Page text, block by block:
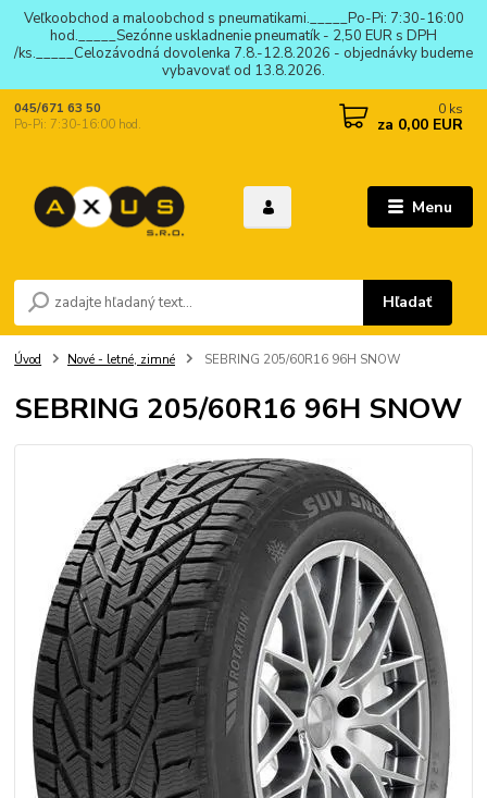
Veľkoobchod a maloobchod s pneumatikami._____Po-Pi: 7:30-16:00
hod._____Sezónne uskladnenie pneumatík - 2,50 EUR s DPH
/ks._____Celozávodná dovolenka 7.8.-12.8.2026 - objednávky budeme
vybavovať od 13.8.2026.
Menu
Hľadať
045/671 63 50
Po-Pi: 7:30-16:00 hod.
0 ks
za 0,00 EUR
Úvod Nové - letné, zimné SEBRING 205/60R16 96H SNOW
SEBRING 205/60R16 96H SNOW